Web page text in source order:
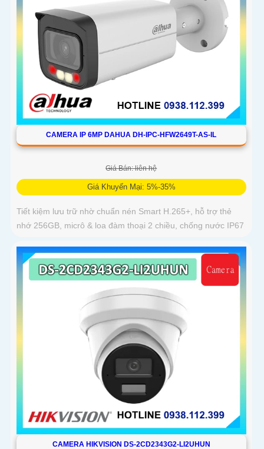
CAMERA IP 6MP DAHUA DH-IPC-HFW2649T-AS-IL
Giá Bán: liên hệ
Giá Khuyến Mại: 5%-35%
Tiết kiệm lưu trữ nhờ chuẩn nén Smart H.265+, hỗ trợ thẻ
nhớ 256GB, micrô & loa đàm thoại 2 chiều, chống nước IP67
CAMERA HIKVISION DS-2CD2343G2-LI2UHUN